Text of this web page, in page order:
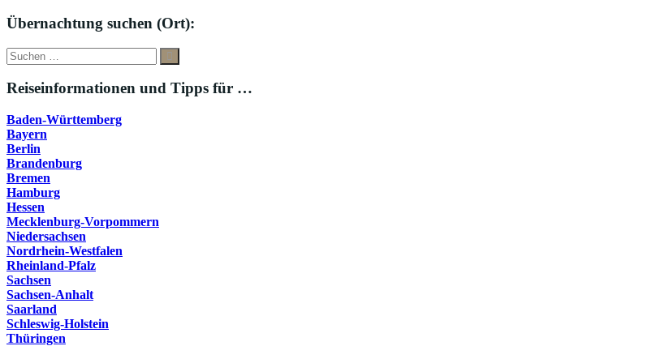
Übernachtung suchen (Ort):
Suche
nach:
Suchen
Reiseinformationen und Tipps für …
Baden-Württemberg
Bayern
Berlin
Brandenburg
Bremen
Hamburg
Hessen
Mecklenburg-Vorpommern
Niedersachsen
Nordrhein-Westfalen
Rheinland-Pfalz
Sachsen
Sachsen-Anhalt
Saarland
Schleswig-Holstein
Thüringen